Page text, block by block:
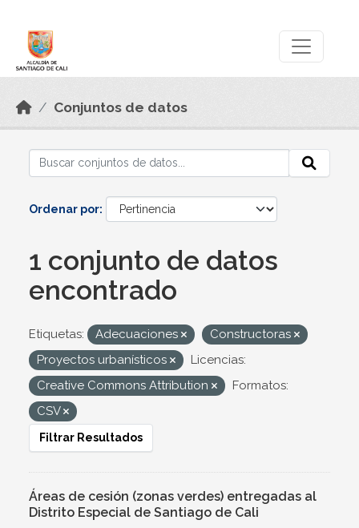
Conjuntos de datos
Ordenar por
1 conjunto de datos
encontrado
Etiquetas: Adecuaciones
Constructoras
Proyectos urbanísticos
Licencias:
Creative Commons Attribution
Formatos:
CSV
Filtrar Resultados
Áreas de cesión (zonas verdes) entregadas al
Distrito Especial de Santiago de Cali